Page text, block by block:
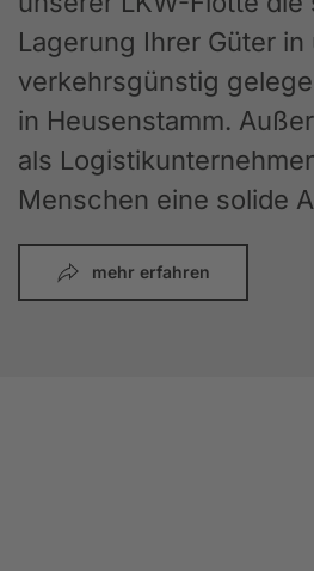
Lagerung Ihrer Güter in
verkehrsgünstig
in Heusenstamm.
als
Menschen eine solide
mehr erfahren